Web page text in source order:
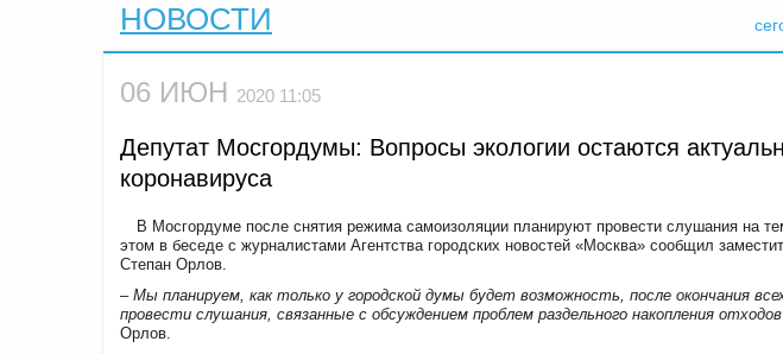
НОВОСТИ
06 ИЮН 2020 11:05
Депутат Мосгордумы: Вопросы экологии остаются
коронавируса
В Мосгордуме после снятия режима самоизоляции планируют провести слушания на
этом в беседе с журналистами Агентства городских новостей «Москва» сообщил
Степан Орлов.
– Мы планируем, как только у городской думы будет возможность, после окончания
провести слушания, связанные с обсуждением проблем раздельного накопления
Орлов.